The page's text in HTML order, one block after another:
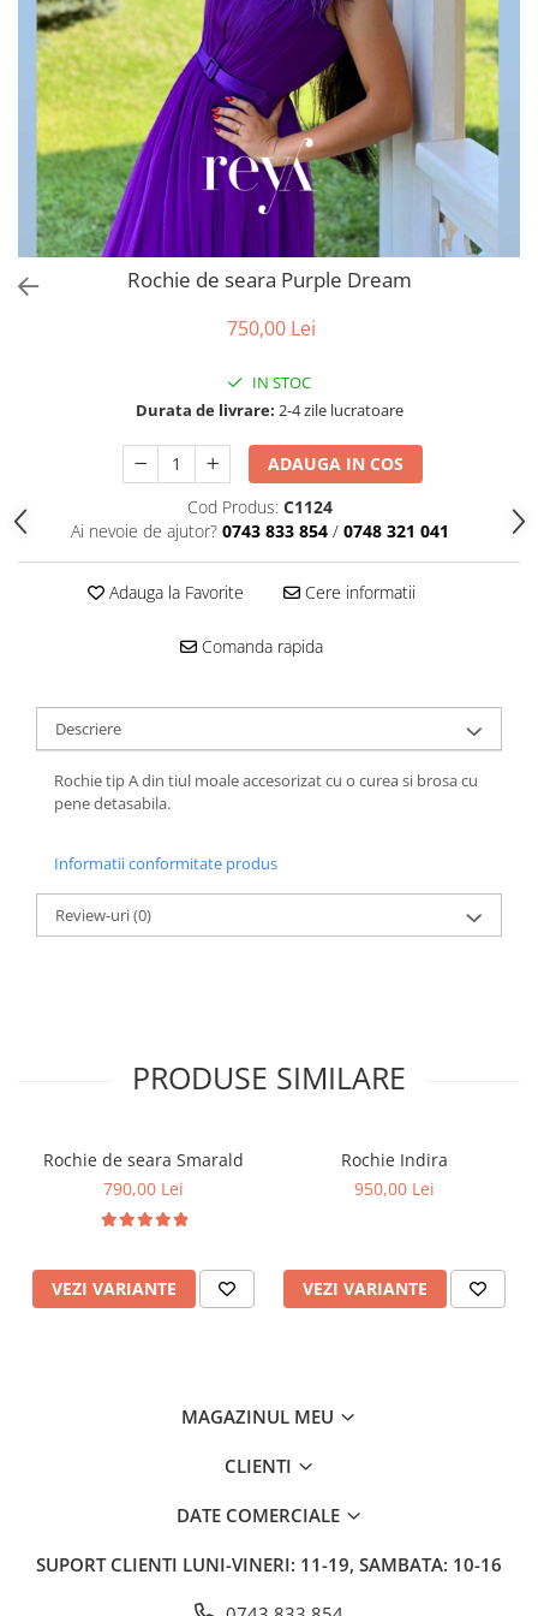
Rochie de seara Purple Dream
750,00 Lei
IN STOC
Durata de livrare: 2-4 zile lucratoare
ADAUGA IN COS
Cod Produs: C1124
Ai nevoie de ajutor? 0743 833 854 / 0748 321 041
Adauga la Favorite Cere informatii
Comanda rapida
Descriere
Rochie tip A din tiul moale accesorizat cu o curea si brosa cu
pene detasabila.
Informatii conformitate produs
Review-uri(0)
PRODUSE SIMILARE
Rochie de seara Smarald
790,00 Lei
VEZI VARIANTE
Rochie Indira
950,00 Lei
VEZI VARIANTE
MAGAZINUL MEU
CLIENTI
DATE COMERCIALE
SUPORT CLIENTI LUNI-VINERI: 11-19, SAMBATA: 10-16